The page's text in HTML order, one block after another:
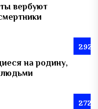
вербуют
292
на родину,
людьми
272